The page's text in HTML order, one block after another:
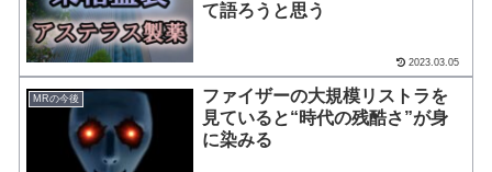
て語ろうと思う
2023.03.05
MRの今後
ファイザーの大規模リストラを
見ていると“時代の残酷さ”が身
に染みる